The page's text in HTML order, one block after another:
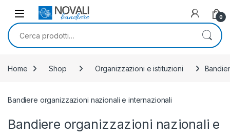
Skip to navigation
Skip to content
0
Cerca:
Home Shop Organizzazioni e istituzioni
Bandiere organizzazioni nazionali e internazionali
Bandiere organizzazioni nazionali e